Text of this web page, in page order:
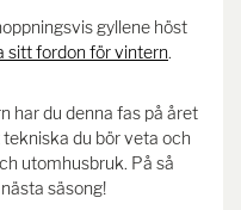
gyllene höst
sitt fordon för vintern.
har du denna fas på året
du bör veta och
utomhusbruk. På så
säsong!